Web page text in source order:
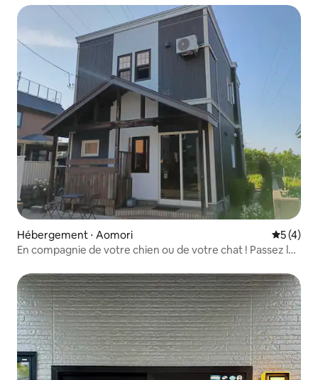
dans un bain en bois.
Hébergement ⋅ Aomori
5 (4)
En compagnie de votre chien ou de votre chat ! Passez la